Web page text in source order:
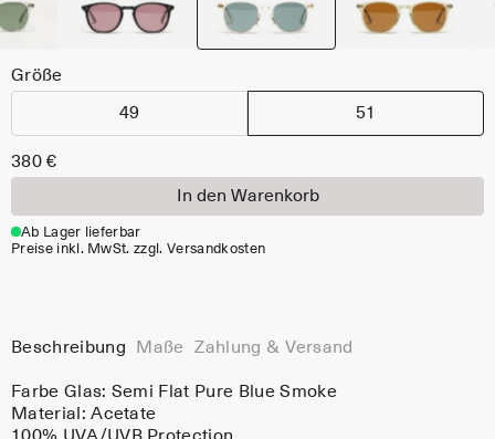
Größe
49 51
380 €
In den Warenkorb
Ab Lager lieferbar
Preise inkl. MwSt. zzgl. Versandkosten
Beschreibung Maße Zahlung & Versand
Farbe Glas: Semi Flat Pure Blue Smoke
Material:Acetate
100% UVA/UVB Protection